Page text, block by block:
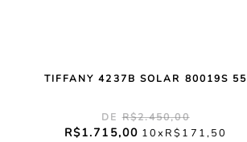
TIFFANY 4237B SOLAR 80019S 55
R$2.450,00
R$1.715,00 10 R$ 171,50